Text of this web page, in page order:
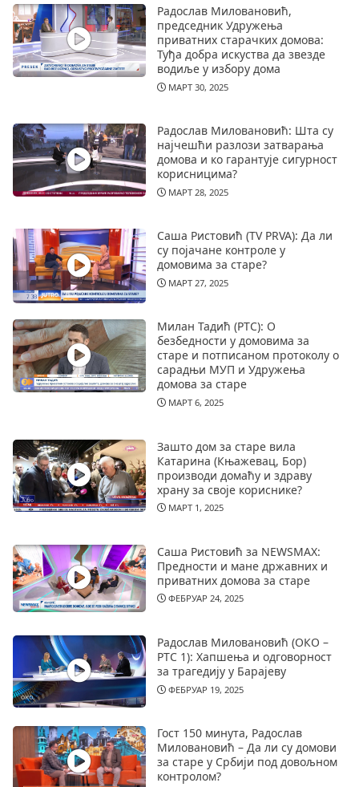
Радослав Миловановић,
председник Удружења
приватних старачких домова:
Туђа добра искуства да звезде
водиље у избору дома
МАРТ 30, 2025
Радослав Миловановић: Шта су
најчешћи разлози затварања
домова и ко гарантује сигурност
корисницима?
МАРТ 28, 2025
Саша Ристовић (TV PRVA): Да ли
су појачане контроле у
домовима за старе?
МАРТ 27, 2025
Милан Тадић (РТС): О
безбедности у домовима за
старе и потписаном протоколу о
сарадњи МУП и Удружења
домова за старе
МАРТ 6, 2025
Зашто дом за старе вила
Катарина (Књажевац, Бор)
производи домаћу и здраву
храну за своје кориснике?
МАРТ 1, 2025
Саша Ристовић за NEWSMAX:
Предности и мане државних и
приватних домова за старе
ФЕБРУАР 24, 2025
Радослав Миловановић (ОКО –
РТС 1): Хапшења и одговорност
за трагедију у Барајеву
ФЕБРУАР 19, 2025
Гост 150 минута, Радослав
Миловановић – Да ли су домови
за старе у Србији под довољном
контролом?